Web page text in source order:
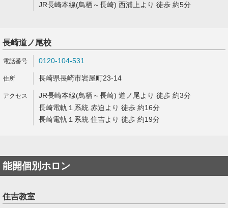
JR長崎本線(鳥栖～長崎) 西浦上より 徒歩 約5分
長崎道ノ尾校
0120-104-531
長崎県長崎市岩屋町23-14
JR長崎本線(鳥栖～長崎) 道ノ尾より 徒歩 約3分
長崎電軌１系統 赤迫より 徒歩 約16分
長崎電軌１系統 住吉より 徒歩 約19分
能開個別ホロン
住吉教室